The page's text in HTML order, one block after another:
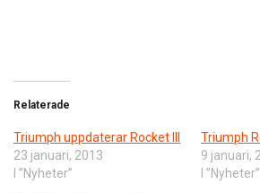
Relaterade
Triumph uppdaterar Rocket III
23 januari, 2013
I ”Nyheter”
Triumph
9 januari,
I ”Nyheter”